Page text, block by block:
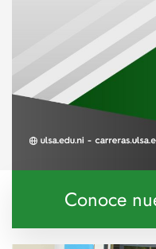
Conoce